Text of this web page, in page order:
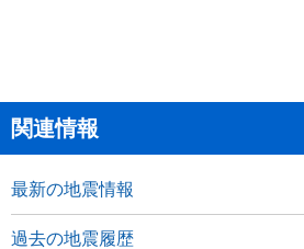
関連情報
最新の地震情報
過去の地震履歴